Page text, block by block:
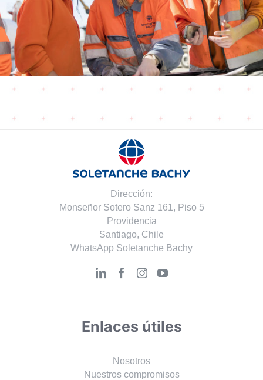
Dirección:
Monseñor Sotero Sanz 161, Piso 5
Providencia
Santiago, Chile
WhatsApp Soletanche Bachy
Enlaces útiles
Nosotros
Nuestros compromisos